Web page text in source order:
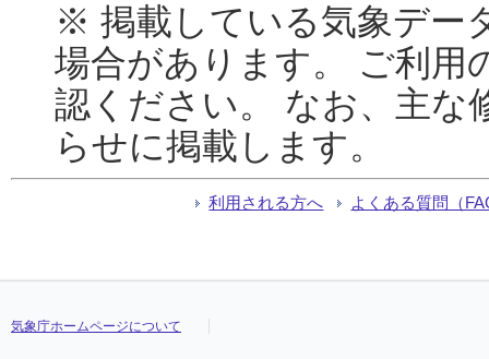
※ 掲載している気象デー
場合があります。 ご利用
認ください。 なお、主な
らせに掲載します。
利用される方へ よくある質問（
気象庁ホームページについて